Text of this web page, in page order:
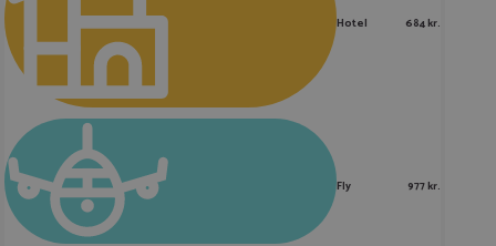
Hotel 684 kr.
Fly 977 kr.